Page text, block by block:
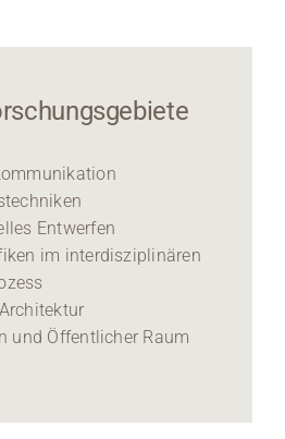
Entwerfen
im interdisziplinären
und Öffentlicher Raum